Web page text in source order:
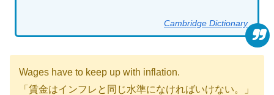
Cambridge Dictionary
Wages have to keep up with inflation.
「賃金はインフレと同じ水準になければいけない。」